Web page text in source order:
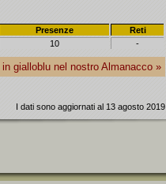
Presenze
Reti
10 -
in gialloblu nel nostro Almanacco »
I dati sono aggiornati al 13 agosto 2019